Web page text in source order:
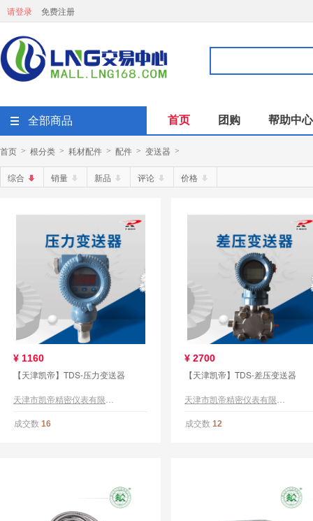
请登录 免费注册
全部商品 首页 团购 帮助中心
首页 > 根分类 > 耗材配件 > 配件 > 变送器 >
综合 销量 新品 评论 价格
¥ 1160
【天津凯帝】TDS-压力变送器
成交数 16
¥ 2700
【天津凯帝】TDS-差压变送器
成交数 12